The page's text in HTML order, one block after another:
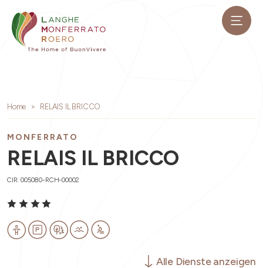
Home RELAIS IL BRICCO
MONFERRATO
RELAIS IL BRICCO
CIR: 005080-RCH-00002
Alle Dienste anzeigen